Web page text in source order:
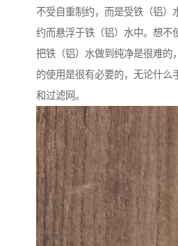
不受自重制约，而是受铁（铝）
约而悬浮于铁（铝）水中。想不
把铁（铝）水做到纯净是很难的
的使用是很有必要的，无论什么
和过滤网。